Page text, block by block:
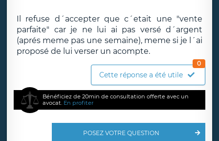
Il refuse d´accepter que c´etait une "vente
parfaite" car je ne lui ai pas versé d´argent
(aprés meme pas une semaine), meme si je l´ai
proposé de lui verser un acompte.
Cette réponse a été utile
0
Bénéficiez de 20min de consultation offerte avec un
avocat. En profiter
POSEZ VOTRE QUESTION